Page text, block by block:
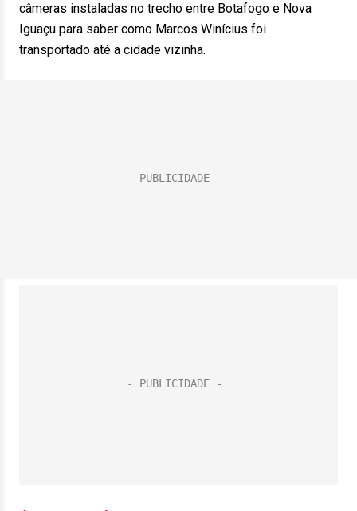
câmeras instaladas no trecho entre Botafogo e Nova
Iguaçu para saber como Marcos Winícius foi
transportado até a cidade vizinha.